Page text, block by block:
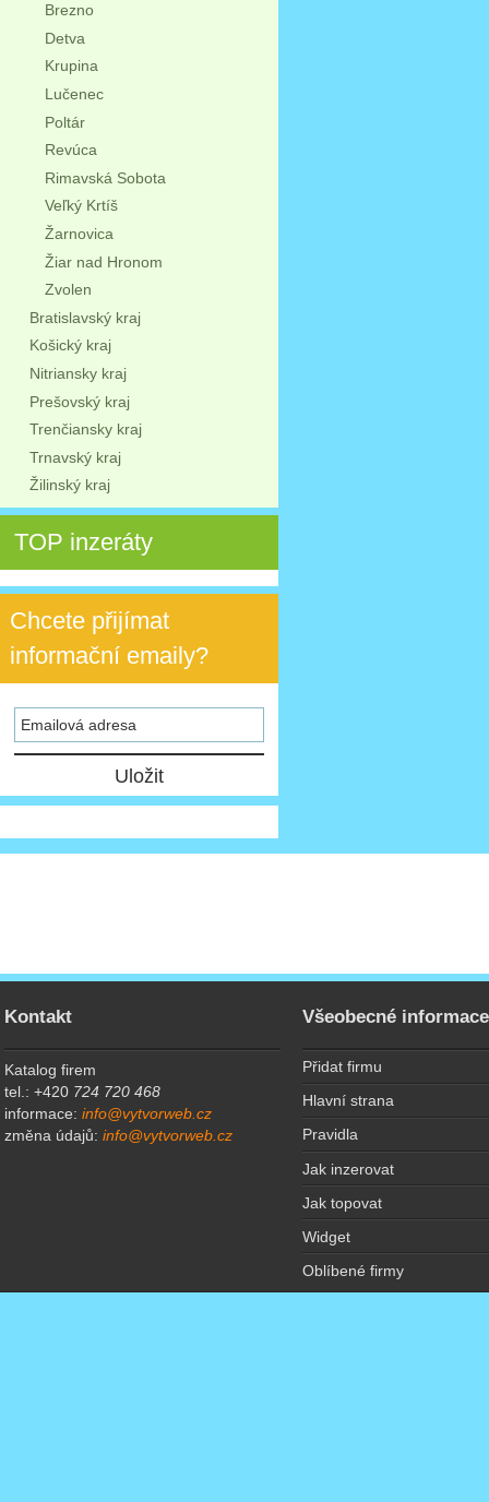
Brezno
Detva
Krupina
Lučenec
Poltár
Revúca
Rimavská Sobota
Veľký Krtíš
Žarnovica
Žiar nad Hronom
Zvolen
Bratislavský kraj
Košický kraj
Nitriansky kraj
Prešovský kraj
Trenčiansky kraj
Trnavský kraj
Žilinský kraj
TOP inzeráty
Chcete přijímat
informační emaily?
Kontakt
Katalog firem
tel.: +420 724 720 468
informace:info@vytvorweb.cz
změna údajů:info@vytvorweb.cz
Všeobecné informace
Přidat firmu
Hlavní strana
Pravidla
Jak inzerovat
Jak topovat
Widget
Oblíbené firmy